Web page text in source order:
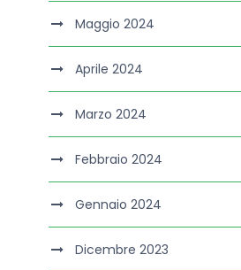
Maggio 2024
Aprile 2024
Marzo 2024
Febbraio 2024
Gennaio 2024
Dicembre 2023